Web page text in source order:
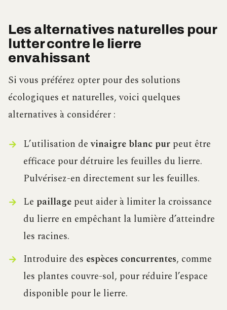
Les alternatives naturelles pour
lutter contre le lierre
envahissant
Si vous préférez opter pour des solutions
écologiques et naturelles, voici quelques
alternatives à considérer :
L’utilisation devinaigre blanc purpeut être
efficace pour détruire les feuilles du lierre.
Pulvérisez-en directement sur les feuilles.
Le paillagepeut aider à limiter la croissance
du lierre en empêchant la lumière d’atteindre
les racines.
Introduire des espèces concurrentes, comme
les plantes couvre-sol, pour réduire l’espace
disponible pour le lierre.